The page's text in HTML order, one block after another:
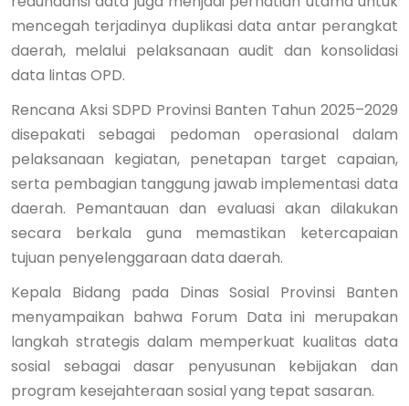
mencegah terjadinya duplikasi data antar perangkat
daerah, melalui pelaksanaan audit dan konsolidasi
data lintas OPD.
Rencana Aksi SDPD Provinsi Banten Tahun 2025–2029
disepakati sebagai pedoman operasional dalam
pelaksanaan kegiatan, penetapan target capaian,
serta pembagian tanggung jawab implementasi data
daerah. Pemantauan dan evaluasi akan dilakukan
secara berkala guna memastikan ketercapaian
tujuan penyelenggaraan data daerah.
Kepala Bidang pada Dinas Sosial Provinsi Banten
menyampaikan bahwa Forum Data ini merupakan
langkah strategis dalam memperkuat kualitas data
sosial sebagai dasar penyusunan kebijakan dan
program kesejahteraan sosial yang tepat sasaran.